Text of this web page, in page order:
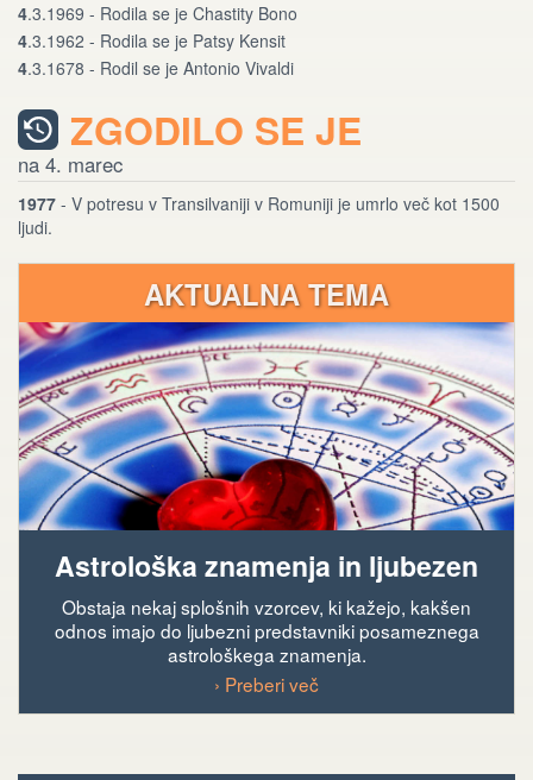
4.3.1969 - Rodila se je Chastity Bono
4.3.1962 - Rodila se je Patsy Kensit
4.3.1678 - Rodil se je Antonio Vivaldi
ZGODILO SE JE
na 4. marec
1977 - V potresu v Transilvaniji v Romuniji je umrlo več kot 1500
ljudi.
AKTUALNA TEMA
Astrološka znamenja in ljubezen
Obstaja nekaj splošnih vzorcev, ki kažejo, kakšen
odnos imajo do ljubezni predstavniki posameznega
astrološkega znamenja.
› Preberi več